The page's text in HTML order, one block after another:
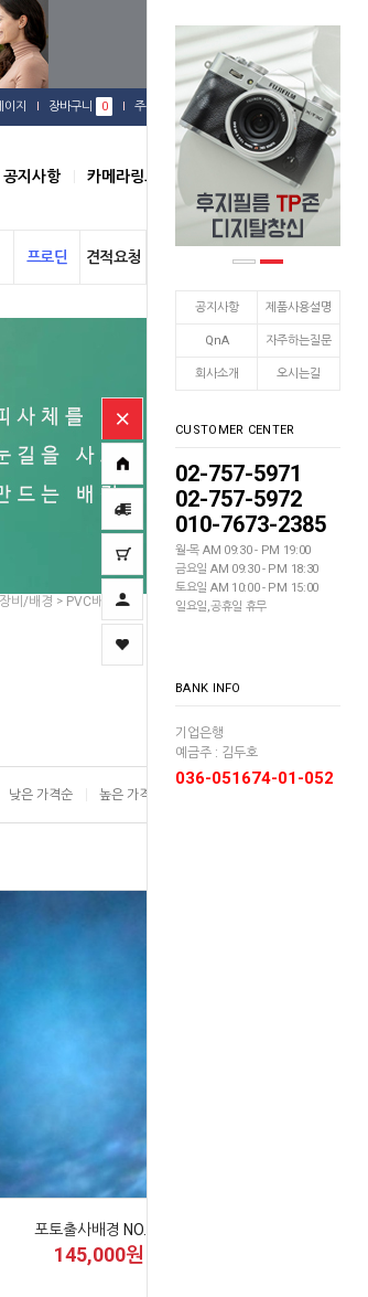
공지사항 제품사용설명
QnA 자주하는질문
회사소개 오시는길
CUSTOMER CENTER
02-757-5971
02-757-5972
010-7673-2385
월-목 AM 09:30 - PM 19:00
금요일 AM 09:30 - PM 18:30
토요일 AM 10:00 - PM 15:00
일요일,공휴일 휴무
BANK INFO
기업은행
예금주 : 김두호
036-051674-01-052
이지 장바구니 0 주문배송 관심상품
공지사항 카메라링크
프로딘 견적요청
비/배경 > PVC배경지/기타 포토출사배경지
낮은 가격순 높은 가격순
포토출사배경 NO.47
145,000원